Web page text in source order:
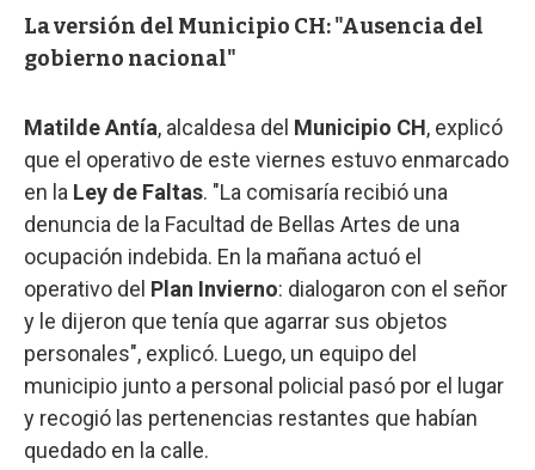
La versión del Municipio CH: "Ausencia del
gobierno nacional"
Matilde Antía, alcaldesa del Municipio CH, explicó
que el operativo de este viernes estuvo enmarcado
en la Ley de Faltas. "La comisaría recibió una
denuncia de la Facultad de Bellas Artes de una
ocupación indebida. En la mañana actuó el
operativo del Plan Invierno: dialogaron con el señor
y le dijeron que tenía que agarrar sus objetos
personales", explicó. Luego, un equipo del
municipio junto a personal policial pasó por el lugar
y recogió las pertenencias restantes que habían
quedado en la calle.